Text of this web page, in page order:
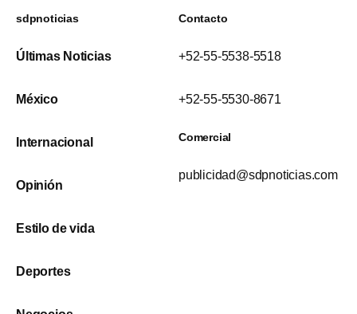
sdpnoticias
Últimas Noticias
México
Internacional
Opinión
Estilo de vida
Deportes
Contacto
+52-55-5538-5518
+52-55-5530-8671
Comercial
publicidad@sdpnoticias.com